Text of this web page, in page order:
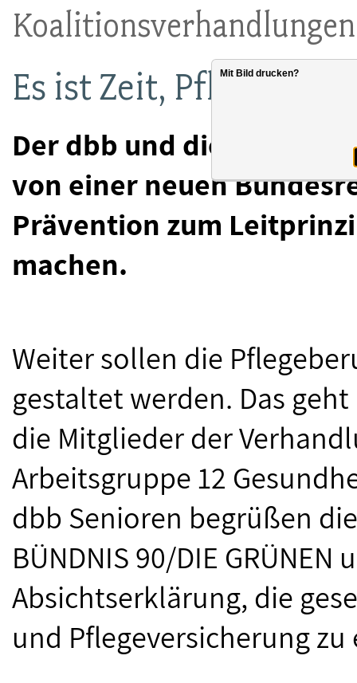
Koalitionsverhandlungen
Es ist Zeit, Pflege neu
Der dbb und die dbb
von einer neuen
Prävention zum
machen.
Weiter sollen die
gestaltet werden. Das
die Mitglieder der
Arbeitsgruppe 12
dbb Senioren begrüßen
BÜNDNIS 90/DIE
Absichtserklärung, die
und Pflegeversicherung
Mit Bild drucken?